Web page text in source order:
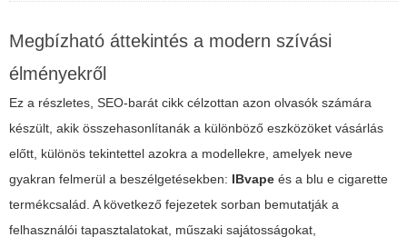
Megbízható áttekintés a modern szívási
élményekről
Ez a részletes, SEO-barát cikk célzottan azon olvasók számára
készült, akik összehasonlítanák a különböző eszközöket vásárlás
előtt, különös tekintettel azokra a modellekre, amelyek neve
gyakran felmerül a beszélgetésekben: IBvape és a blu e cigarette
termékcsalád. A következő fejezetek sorban bemutatják a
felhasználói tapasztalatokat, műszaki sajátosságokat,